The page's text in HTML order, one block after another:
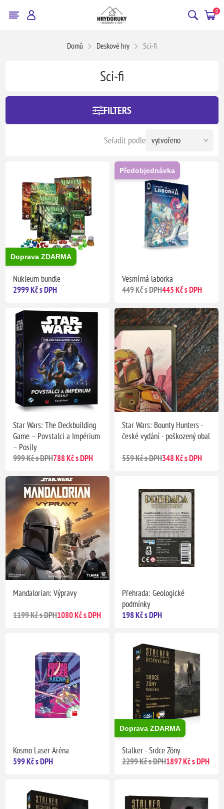
0
Domů Deskové hry Sci-fi
Sci-fi
FILTERS
Seřadit podle
Doprava ZDARMA
Nukleum bundle
2999 Kč s DPH
Předobjednávka
Vesmírná laborka
449 Kč s DPH445 Kč s DPH
Star Wars: The Deckbuilding
Game – Povstalci a Impérium
– Posily
999 Kč s DPH788 Kč s DPH
Star Wars: Bounty Hunters -
české vydání - poškozený obal
559 Kč s DPH348 Kč s DPH
Mandalorian: Výpravy
1199 Kč s DPH1080 Kč s DPH
Přehrada: Geologické
podmínky
198 Kč s DPH
Kosmo Laser Aréna
599 Kč s DPH
Doprava ZDARMA
Stalker - Srdce Zóny
2299 Kč s DPH1897 Kč s DPH